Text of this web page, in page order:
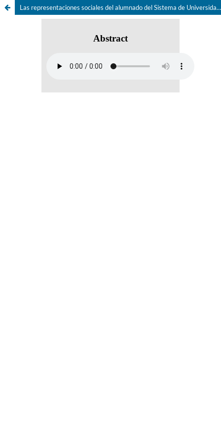
Las representaciones sociales del alumnado del Sistema de Universidad Abierta en la ENTS-UNAM sobre la perspectiva de género, derechos humanos y desarrollo sustentable